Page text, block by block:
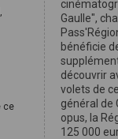
ce
Gaulle",
bénéficie
découvrir
volets de
général de
opus, la
125 000